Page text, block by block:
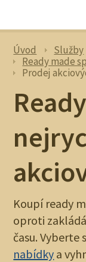
Úvod
Služby
Ready made
Prodej
Koupí ready
oproti
času. Vyberte
nabídky a